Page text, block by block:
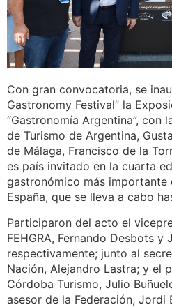
Con gran convocatoria, se
Gastronomy Festival” la
“Gastronomía Argentina”, con
de Turismo de Argentina,
de Málaga, Francisco de la
es país invitado en la cuarta
gastronómico más importante
España, que se lleva a cabo
Participaron del acto el
FEHGRA, Fernando Desbots y
respectivamente; junto al
Nación, Alejandro Lastra; y el
Córdoba Turismo, Julio
asesor de la Federación, Jordi